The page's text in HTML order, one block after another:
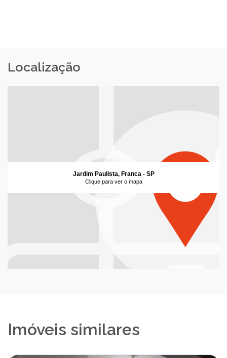
Localização
Jardim Paulista, Franca - SP
Clique para ver o mapa
Imóveis similares